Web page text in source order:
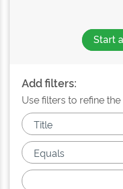
Start
Add filters:
Use filters to refine